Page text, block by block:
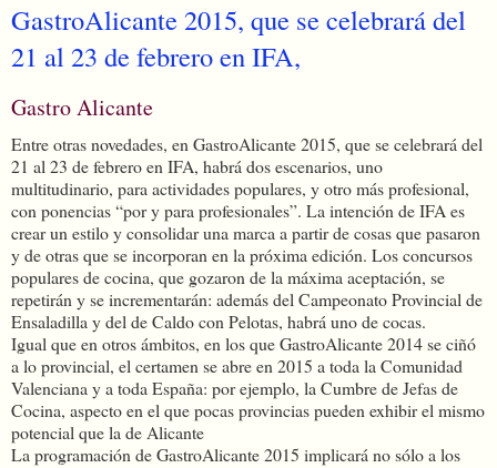
GastroAlicante 2015, que se celebrará del
21 al 23 de febrero en IFA,
Gastro Alicante
Entre otras novedades, en GastroAlicante 2015, que se celebrará del
21 al 23 de febrero en IFA, habrá dos escenarios, uno
multitudinario, para actividades populares, y otro más profesional,
con ponencias “por y para profesionales”. La intención de IFA es
crear un estilo y consolidar una marca a partir de cosas que pasaron
y de otras que se incorporan en la próxima edición. Los concursos
populares de cocina, que gozaron de la máxima aceptación, se
repetirán y se incrementarán: además del Campeonato Provincial de
Ensaladilla y del de Caldo con Pelotas, habrá uno de cocas.
Igual que en otros ámbitos, en los que GastroAlicante 2014 se ciñó
a lo provincial, el certamen se abre en 2015 a toda la Comunidad
Valenciana y a toda España: por ejemplo, la Cumbre de Jefas de
Cocina, aspecto en el que pocas provincias pueden exhibir el mismo
potencial que la de Alicante
La programación de GastroAlicante 2015 implicará no sólo a los